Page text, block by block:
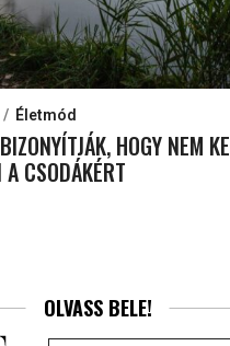
Életmód
HOGY NEM
CSODÁKÉRT
OLVASS BELE!